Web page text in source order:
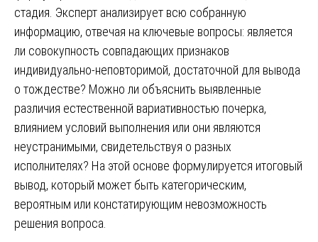
стадия. Эксперт анализирует всю собранную
информацию, отвечая на ключевые вопросы: является
ли совокупность совпадающих признаков
индивидуально-неповторимой, достаточной для вывода
о тождестве? Можно ли объяснить выявленные
различия естественной вариативностью почерка,
влиянием условий выполнения или они являются
неустранимыми, свидетельствуя о разных
исполнителях? На этой основе формулируется итоговый
вывод, который может быть категорическим,
вероятным или констатирующим невозможность
решения вопроса.